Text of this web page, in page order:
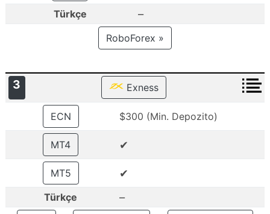
Türkçe –
RoboForex »
3 Exness
ECN $300 (Min. Depozito)
MT4 ✔
MT5 ✔
Türkçe –